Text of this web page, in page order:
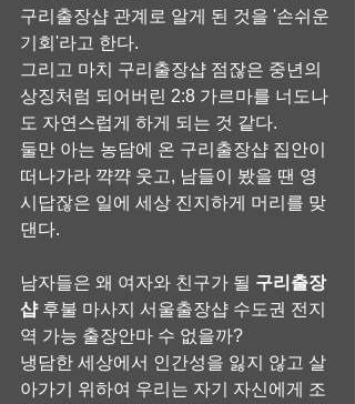
구리출장샵 관계로 알게 된 것을 '손쉬운
기회'라고 한다.
그리고 마치 구리출장샵 점잖은 중년의
상징처럼 되어버린 2:8 가르마를 너도나
도 자연스럽게 하게 되는 것 같다.
둘만 아는 농담에 온 구리출장샵 집안이
떠나가라 꺅꺅 웃고, 남들이 봤을 땐 영
시답잖은 일에 세상 진지하게 머리를 맞
댄다.
남자들은 왜 여자와 친구가 될 구리출장
샵 후불 마사지 서울출장샵 수도권 전지
역 가능 출장안마 수 없을까?
냉담한 세상에서 인간성을 잃지 않고 살
아가기 위하여 우리는 자기 자신에게 조